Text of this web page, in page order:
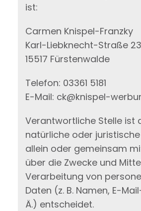
ist:
Carmen Knispel-Franzky
Karl-Liebknecht-Straße 23
15517 Fürstenwalde
Telefon: 03361 5181
E-Mail: ck@knispel-
Verantwortliche Stelle ist
natürliche oder
allein oder gemeinsam
über die Zwecke und
Verarbeitung von
Daten (z. B. Namen, E-
Ä.) entscheidet.